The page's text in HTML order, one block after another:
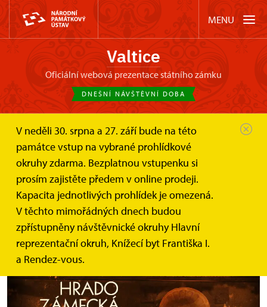
MENU
Valtice
oficiální webová prezentace státního zámku
DNEŠNÍ NÁVŠTĚVNÍ DOBA
V neděli 30. srpna a 27. září bude na této
památce vstup na vybrané prohlídkové
okruhy zdarma. Bezplatnou vstupenku si
prosím zajistěte předem v online prodeji.
Kapacita jednotlivých prohlídek je omezená.
V těchto mimořádných dnech budou
zpřístupněny návštěvnické okruhy Hlavní
reprezentační okruh, Knížecí byt Františka I.
a Rendez-vous.
Zámek Valtice
Akce
HRADOZÁMECKÁ NOC 2024: Kastelánská...
HRADOZÁMECKÁ NOC 2024:
Kastelánská prohlídka na zámku
Valtice